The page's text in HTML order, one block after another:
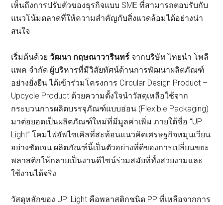
เห็นถึงการปรับตัวของธุรกิจแบบ SME ที่สามารถตอบรับกับ
แนวโน้มตลาดที่ให้ความสำคัญกับสิ่งแวดล้อมได้อย่างน่า
สนใจ
เริ่มต้นด้วยวัฒนา กฤษณาวารินทร์ จากบริษัท ไทยนำ โพลี
แพค จำกัด ผู้บริหารที่มีวิสัยทัศน์ด้านการพัฒนาผลิตภัณฑ์
อย่างยั่งยืน ได้เข้าร่วมโครงการ Circular Design Product –
Upcycle Product ด้วยความตั้งใจนำวัสดุเหลือใช้จาก
กระบวนการผลิตบรรจุภัณฑ์แบบอ่อน (Flexible Packaging)
มาต่อยอดเป็นผลิตภัณฑ์ใหม่ที่มีมูลค่าเพิ่ม ภายใต้ชื่อ “UP:
Light” โคมไฟอัพไซเคิลที่สะท้อนแนวคิดเศรษฐกิจหมุนเวียน
อย่างชัดเจน ผลิตภัณฑ์นี้เป็นตัวอย่างที่ดีของการเปลี่ยนขยะ
พลาสติกให้กลายเป็นงานดีไซน์ร่วมสมัยที่ทั้งสวยงามและ
ใช้งานได้จริง
วัสดุหลักของ UP: Light คือพลาสติกชนิด PP ที่เหลือจากการ